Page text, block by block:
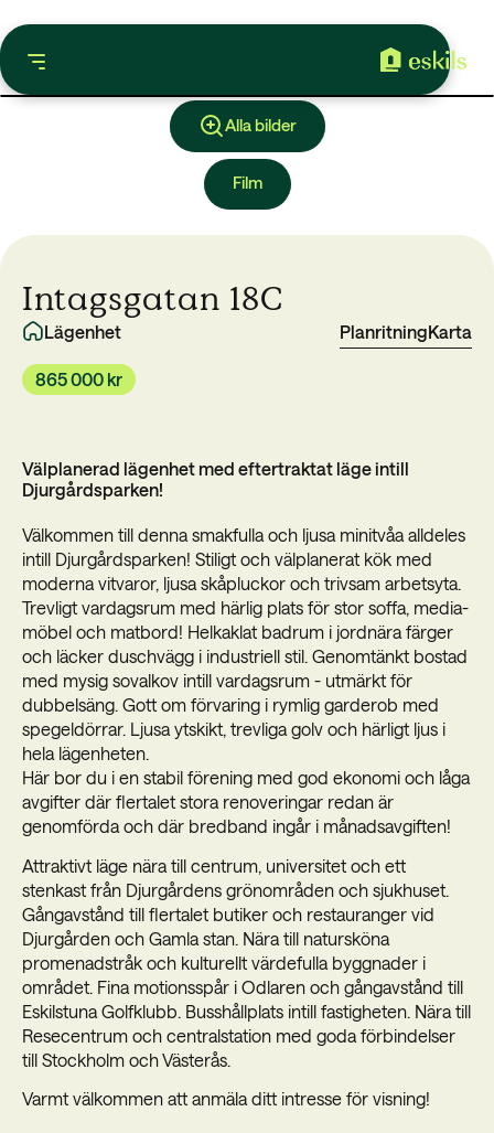
Alla bilder
Film
Intagsgatan 18C
865 000 kr
Lägenhet PlanritningKarta
Välplanerad lägenhet med eftertraktat läge intill
Djurgårdsparken!
Välkommen till denna smakfulla och ljusa minitvåa alldeles
intill Djurgårdsparken! Stiligt och välplanerat kök med
moderna vitvaror, ljusa skåpluckor och trivsam arbetsyta.
Trevligt vardagsrum med härlig plats för stor soffa, media-
möbel och matbord! Helkaklat badrum i jordnära färger
och läcker duschvägg i industriell stil. Genomtänkt bostad
med mysig sovalkov intill vardagsrum - utmärkt för
dubbelsäng. Gott om förvaring i rymlig garderob med
spegeldörrar. Ljusa ytskikt, trevliga golv och härligt ljus i
hela lägenheten.
Här bor du i en stabil förening med god ekonomi och låga
avgifter där flertalet stora renoveringar redan är
genomförda och där bredband ingår i månadsavgiften!
Attraktivt läge nära till centrum, universitet och ett
stenkast från Djurgårdens grönområden och sjukhuset.
Gångavstånd till flertalet butiker och restauranger vid
Djurgården och Gamla stan. Nära till natursköna
promenadstråk och kulturellt värdefulla byggnader i
området. Fina motionsspår i Odlaren och gångavstånd till
Eskilstuna Golfklubb. Busshållplats intill fastigheten. Nära till
Resecentrum och centralstation med goda förbindelser
till Stockholm och Västerås.
Varmt välkommen att anmäla ditt intresse för visning!